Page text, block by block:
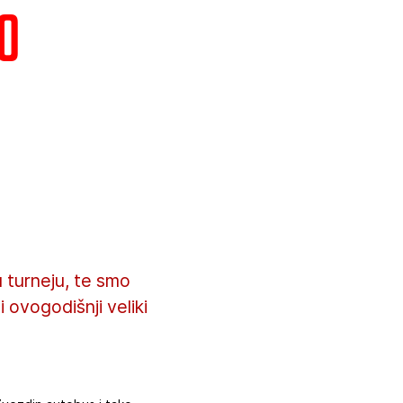
turneju, te smo
ovogodišnji veliki